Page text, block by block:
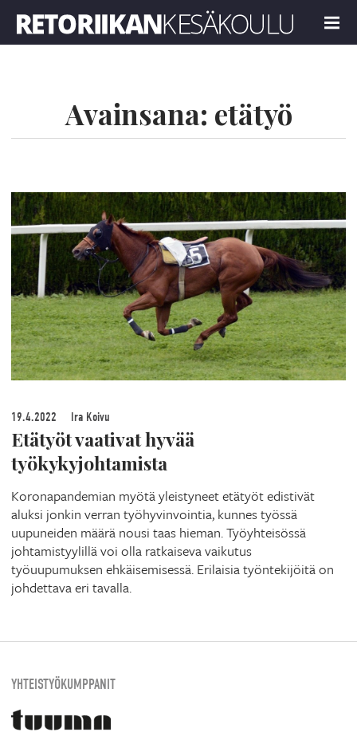
MENU
Avainsana: etätyö
19.4.2022 Ira Koivu
Etätyöt vaativat hyvää
työkykyjohtamista
Koronapandemian myötä yleistyneet etätyöt edistivät
aluksi jonkin verran työhyvinvointia, kunnes työssä
uupuneiden määrä nousi taas hieman. Työyhteisössä
johtamistyylillä voi olla ratkaiseva vaikutus
työuupumuksen ehkäisemisessä. Erilaisia työntekijöitä on
johdettava eri tavalla.
YHTEISTYÖKUMPPANIT